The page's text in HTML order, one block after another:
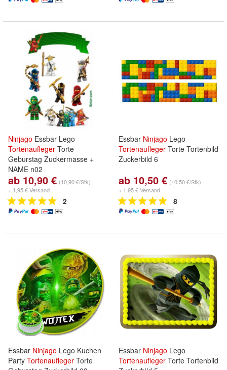
Ninjago Essbar Lego
Tortenaufleger Torte
Geburstag Zuckermasse +
NAME n02
ab 10,90 € (10,90 €/Stk)
+ 1,95 € Versand
2
Essbar Ninjago Lego
Tortenaufleger Torte Tortenbild
Zuckerbild 6
ab 10,50 € (10,50 €/Stk)
+ 1,95 € Versand
8
Essbar Ninjago Lego Kuchen
Party Tortenaufleger Torte
Essbar Ninjago Lego
Tortenaufleger Torte Tortenbild